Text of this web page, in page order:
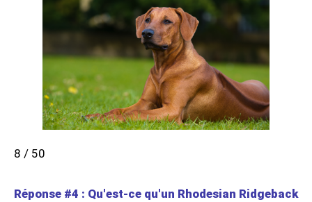
8 / 50
Réponse #4 : Qu'est-ce qu'un Rhodesian Ridgeback